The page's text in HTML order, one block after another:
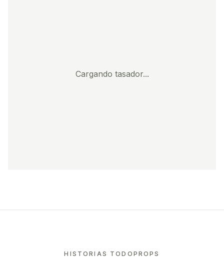
Cargando tasador...
HISTORIAS TODOPROPS